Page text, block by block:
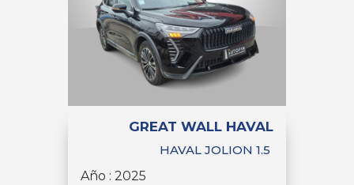
GREAT WALL HAVAL
HAVAL JOLION 1.5
Año : 2025